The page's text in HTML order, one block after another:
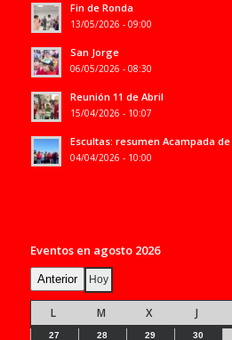
Fin de Ronda
13/05/2026 - 09:00
San Jorge
06/05/2026 - 08:30
Reunión 11 de Abril
15/04/2026 - 10:07
Escultas: resumen Acampada
04/04/2026 - 10:00
Eventos en agosto 2026
Anterior Hoy
L M MARTES
X MIÉRCOLES
J
2727/07/2026
2828/07/2026
2929/07/2026
3030/07/